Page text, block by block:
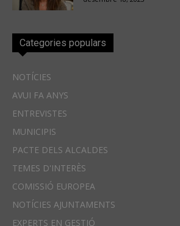
Categories populars
NOTÍCIES
AVUI FA ANYS
ENTREVISTES
MUNICIPIS
PACTE DELS ALCALDES
TEMES D'INTERÈS
COMISSIÓ EUROPEA
NOTÍCIES AJUNTAMENTS
EXPERTS EN GESTIÓ